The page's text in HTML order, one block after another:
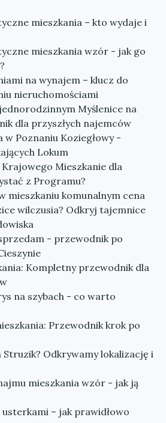
mieszkania – kto wydaje i
mieszkania wzór - jak go
na wynajem – klucz do
nieruchomościami
Myślenice na
dla przyszłych najemców
w Poznaniu Koziegłowy -
Lokum
Mieszkanie dla
z Programu?
mieszkaniu komunalnym cena
wilczusia? Odkryj tajemnice
- przewodnik po
Kompletny przewodnik dla
na szybach - co warto
Przewodnik krok po
Struzik? Odkrywamy lokalizację i
mieszkania wzór - jak ją
– jak prawidłowo